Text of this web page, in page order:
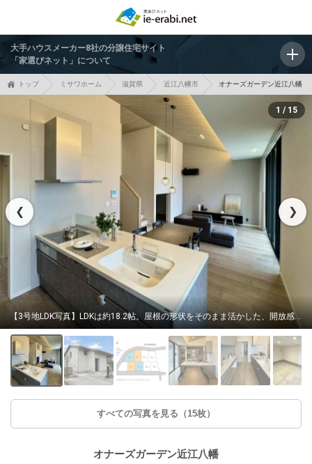
大手ハウスメーカー8社の分譲住宅サイト
「家選びネット」について
トップ ミサワホーム 滋賀県 近江八幡市 オナーズガーデン近江八幡
❮
【3号地LDK写真】LDKは約18.2帖。屋根の形状をそのまま活かした、開放感あふれる住空間です。キッチンからLDKや庭まで目が行き届き、いつでもお子さまの様子を見守れます。（2026年7月撮影）
❯
1 / 15
すべての写真を見る（15枚）
オナーズガーデン近江八幡